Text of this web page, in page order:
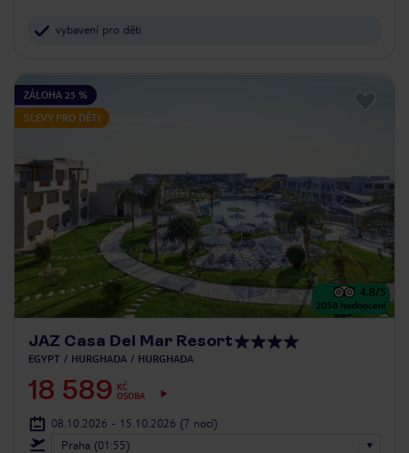
vybavení pro děti
ZÁLOHA 25 %
SLEVY PRO DĚTI
4.8/5
2058 hodnocení
JAZ Casa Del Mar Resort
EGYPT HURGHADA HURGHADA
18 589
KČ
OSOBA
08.10.2026 - 15.10.2026 (7 nocí)
Praha (01:55)